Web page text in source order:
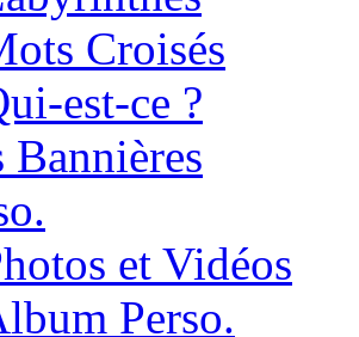
Croisés
est-ce ?
Bannières
et Vidéos
Perso.